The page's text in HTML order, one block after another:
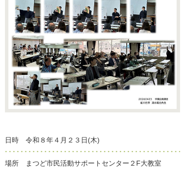
日時 令和８年４月２３日(木)
場所 まつど市民活動サポートセンター２F大教室